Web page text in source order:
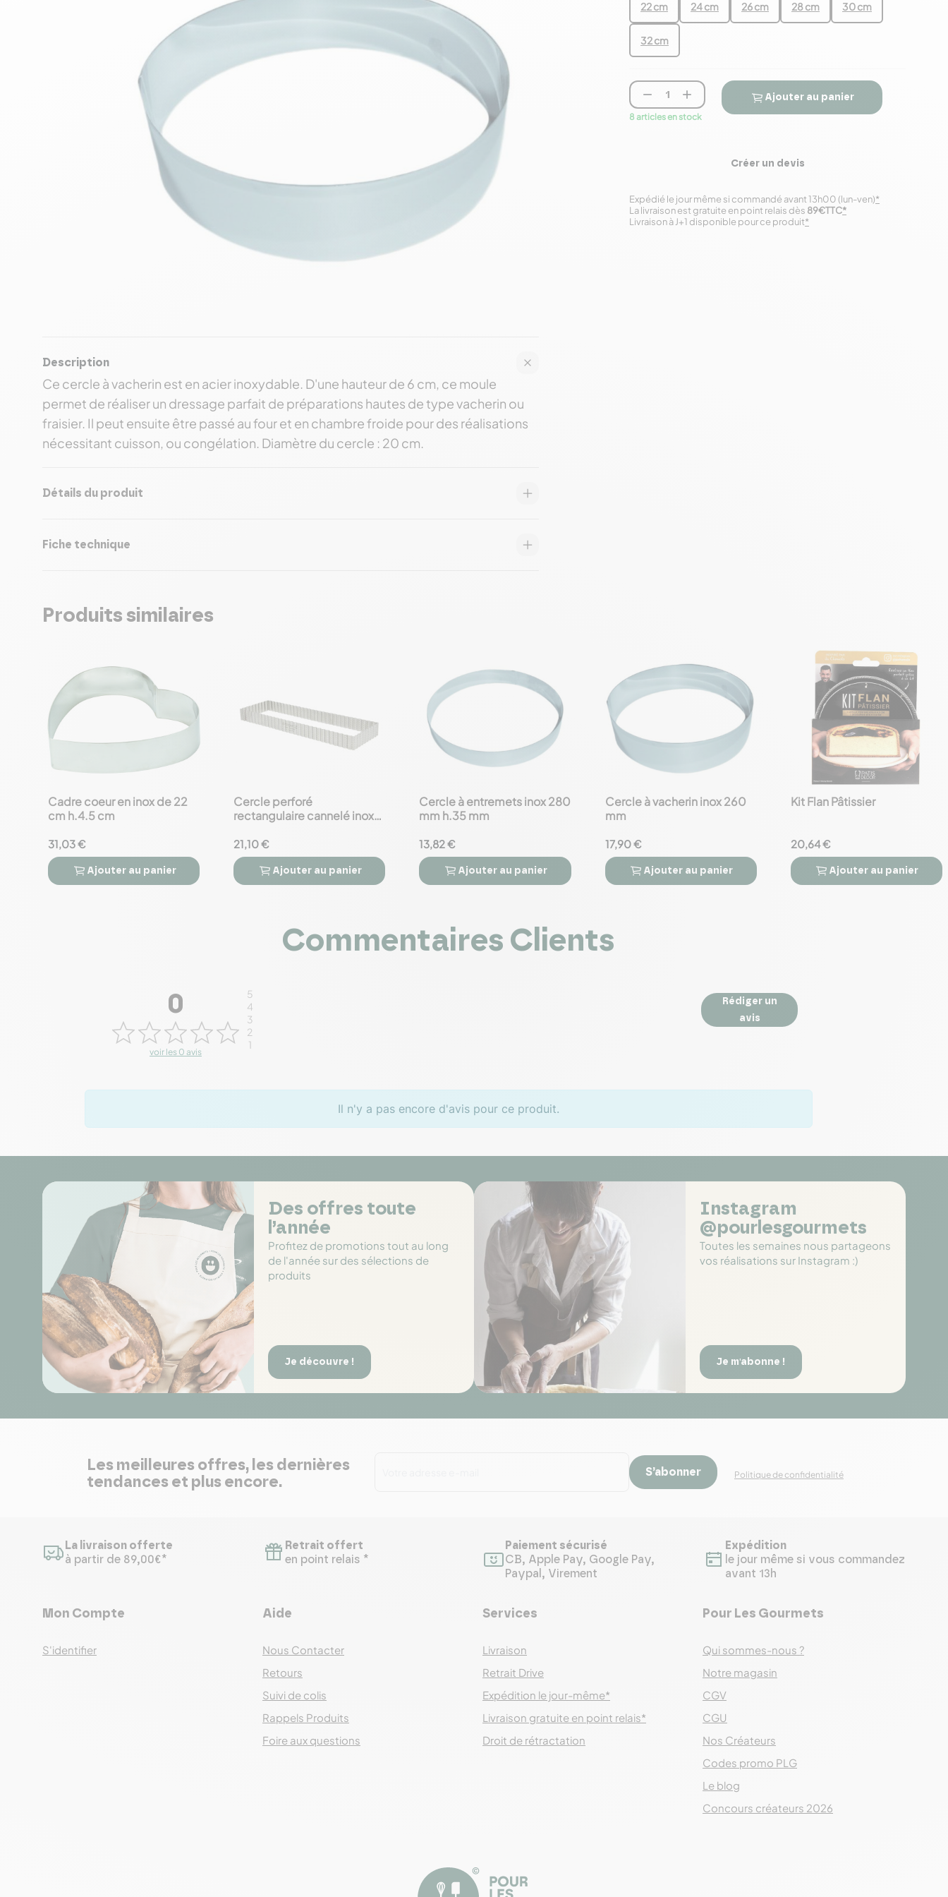
22 cm 24 cm 26 cm 28 cm 30 cm
32 cm
 
8 articles en stock
Ajouter au panier
Créer un devis
Expédié le jour même si commandé avant 13h00 (lun-ven)*
Livraison à J+1 disponible pour ce produit*
La livraison est gratuite en point relais dès 89€TTC*
Description
Ce cercle à vacherin est en acier inoxydable. D'une hauteur de 6 cm, ce moule
permet de réaliser un dressage parfait de préparations hautes de type vacherin ou
fraisier. Il peut ensuite être passé au four et en chambre froide pour des réalisations
nécessitant cuisson, ou congélation. Diamètre du cercle : 20 cm.
Détails du produit
Fiche technique
Produits similaires
favorite_border
Cadre coeur en inox de 22
cm h.4.5 cm
31,03 €
 
Ajouter au panier
favorite_border
Cercle perforé
rectangulaire cannelé inox
21,10 €
 
Ajouter au panier
favorite_border
Cercle à entremets inox 280
mm h.35 mm
13,82 €
 
Ajouter au panier
favorite_border
Cercle à vacherin inox 260
mm
17,90 €
 
Ajouter au panier
favorite_border
Kit Flan Pâtissier
20,64 €
 
Ajouter au panier
Commentaires Clients
0
voir les 0 avis
5
4
3
2
1
Rédiger un
avis
Il n'y a pas encore d'avis pour ce produit.
Des offres toute
l’année
Profitez de promotions tout au long
de l'année sur des sélections de
produits
Je découvre !
Instagram
@pourlesgourmets
Toutes les semaines nous partageons
vos réalisations sur Instagram :)
Je m'abonne !
Les meilleures offres, les dernières
tendances et plus encore.
S’abonner Politique de confidentialité
La livraison offerte
à partir de 89,00€*
Retrait offert
en point relais *
Paiement sécurisé
CB, Apple Pay, Google Pay,
Paypal, Virement
Expédition
le jour même si vous commandez
avant 13h
Mon Compte
S'identifier
Aide
Nous Contacter
Retours
Suivi de colis
Rappels Produits
Foire aux questions
Services
Livraison
Retrait Drive
Expédition le jour-même*
Livraison gratuite en point relais*
Droit de rétractation
Pour Les Gourmets
Qui sommes-nous ?
Notre magasin
CGV
CGU
Nos Créateurs
Codes promo PLG
Le blog
Concours créateurs 2026